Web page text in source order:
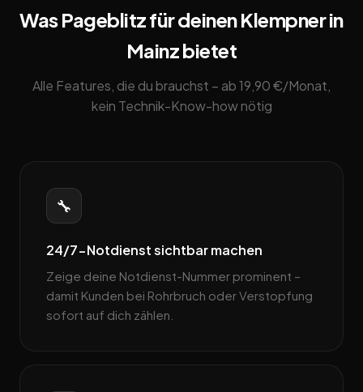
Was Pageblitz für deinen Klempner in
Mainz bietet
Alle Features, die du brauchst – ab 19,90 €/Monat,
kein Technik-Know-how nötig
🔧
24/7-Notdienst sichtbar machen
Zeige deine Notdienst-Nummer prominent –
damit Kunden bei Rohrbruch oder Verstopfung
sofort auf dich zählen.